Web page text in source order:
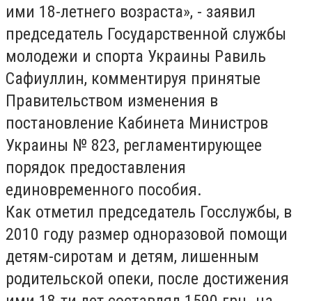
ими 18-летнего возраста», - заявил
председатель Государственной службы
молодежи и спорта Украины Равиль
Сафиуллин, комментируя принятые
Правительством изменения в
постановление Кабинета Министров
Украины № 823, регламентирующее
порядок предоставления
единовременного пособия.
Как отметил председатель Госслужбы, в
2010 году размер одноразовой помощи
детям-сиротам и детям, лишенным
родительской опеки, после достижения